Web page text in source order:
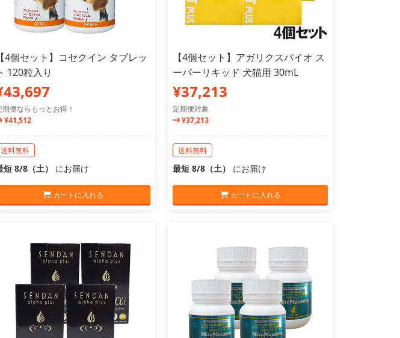
【4個セット】コセクイン タブレッ
120粒入り
期便ならもっとお得！
¥41,512
送料無料
短 8/8（土） にお届け
カートに入れる
【4個セット】アガリクスバイオ ス
ーパーリキッド 犬猫用 30mL
¥37,213
定期便対象
¥37,213
送料無料
最短 8/8（土） にお届け
カートに入れる